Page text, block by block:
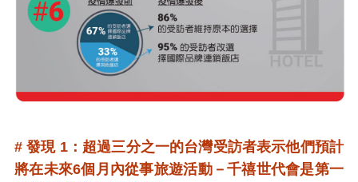
# 發現 1：超過三分之一的台灣受訪者表示他們預計
將在未來6個月內從事旅遊活動－千禧世代會是第一